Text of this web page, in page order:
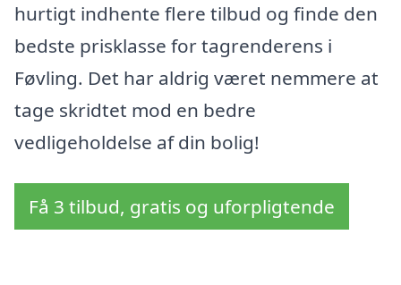
hurtigt indhente flere tilbud og finde den
bedste prisklasse for tagrenderens i
Føvling. Det har aldrig været nemmere at
tage skridtet mod en bedre
vedligeholdelse af din bolig!
Få 3 tilbud, gratis og uforpligtende